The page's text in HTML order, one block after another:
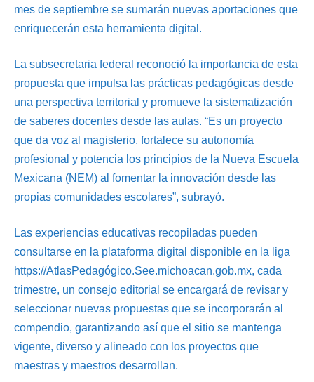
mes de septiembre se sumarán nuevas aportaciones que
enriquecerán esta herramienta digital.
La subsecretaria federal reconoció la importancia de esta
propuesta que impulsa las prácticas pedagógicas desde
una perspectiva territorial y promueve la sistematización
de saberes docentes desde las aulas. “Es un proyecto
que da voz al magisterio, fortalece su autonomía
profesional y potencia los principios de la Nueva Escuela
Mexicana (NEM) al fomentar la innovación desde las
propias comunidades escolares”, subrayó.
Las experiencias educativas recopiladas pueden
consultarse en la plataforma digital disponible en la liga
https://AtlasPedagógico.See.michoacan.gob.mx, cada
trimestre, un consejo editorial se encargará de revisar y
seleccionar nuevas propuestas que se incorporarán al
compendio, garantizando así que el sitio se mantenga
vigente, diverso y alineado con los proyectos que
maestras y maestros desarrollan.